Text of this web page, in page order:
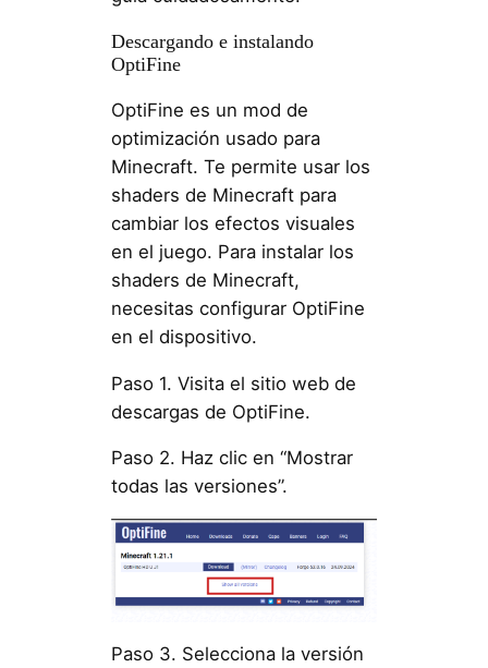
Descargando e instalando
OptiFine
OptiFine es un mod de
optimización usado para
Minecraft. Te permite usar los
shaders de Minecraft para
cambiar los efectos visuales
en el juego. Para instalar los
shaders de Minecraft,
necesitas configurar OptiFine
en el dispositivo.
Paso 1. Visita el sitio web de
descargas de OptiFine.
Paso 2. Haz clic en “Mostrar
todas las versiones”.
Paso 3. Selecciona la versión